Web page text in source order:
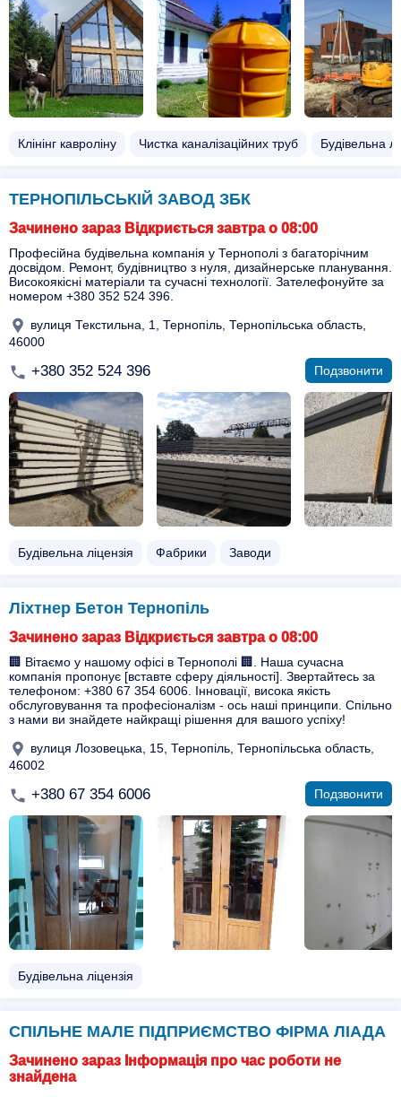
Клінінг кавроліну Чистка каналізаційних труб Будівельна
ТЕРНОПІЛЬСЬКІЙ ЗАВОД ЗБК
Зачинено зараз Відкриється завтра о 08:00
Професійна будівельна компанія у Тернополі з багаторічним
досвідом. Ремонт, будівництво з нуля, дизайнерське планування.
Високоякісні матеріали та сучасні технології. Зателефонуйте за
номером +380 352 524 396.
вулиця Текстильна, 1, Тернопіль, Тернопільська область,
46000
+380 352 524 396 Подзвонити
Будівельна ліцензія Фабрики Заводи
Ліхтнер Бетон Тернопіль
Зачинено зараз Відкриється завтра о 08:00
🏢 Вітаємо у нашому офісі в Тернополі 🏢. Наша сучасна
компанія пропонує [вставте сферу діяльності]. Звертайтесь за
телефоном: +380 67 354 6006. Інновації, висока якість
обслуговування та професіоналізм - ось наші принципи. Спільно
з нами ви знайдете найкращі рішення для вашого успіху!
вулиця Лозовецька, 15, Тернопіль, Тернопільська область,
46002
+380 67 354 6006 Подзвонити
Будівельна ліцензія
СПІЛЬНЕ МАЛЕ ПІДПРИЄМСТВО ФІРМА ЛІАДА
Зачинено зараз Інформація про час роботи не
знайдена